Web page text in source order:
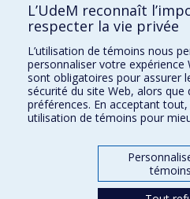
Montréal (Québec) H3T 1J4
Courriel : secretariat-
Admission
Plan du site
Accessibilité
Accès au portail sécurisé du Secrétariat
Recherche dans le vade-mecum
L’UdeM reconnaît
respecter la vie privée
L’utilisation de témoins nous
personnaliser votre expérience
sont obligatoires pour assurer
sécurité du site Web, alors que
préférences. En acceptant
utilisation de témoins pour
témoins